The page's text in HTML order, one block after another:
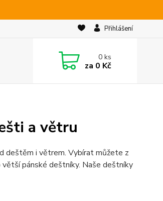
Přihlášení
0ks
za 0 Kč
a větru
deštěm i větrem. Vybírat můžete z
pánské deštníky. Naše deštníky